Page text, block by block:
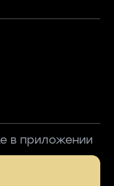
в приложении